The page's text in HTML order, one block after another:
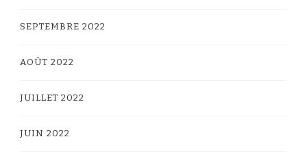
SEPTEMBRE 2022
AOÛT 2022
JUILLET 2022
JUIN 2022